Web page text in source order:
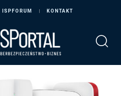
ISPFORUM KONTAKT